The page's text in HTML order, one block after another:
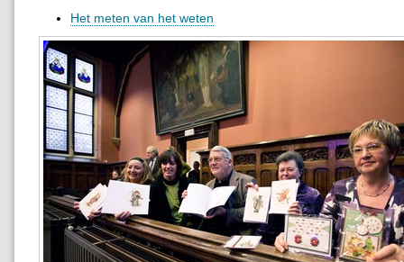
Het meten van het weten